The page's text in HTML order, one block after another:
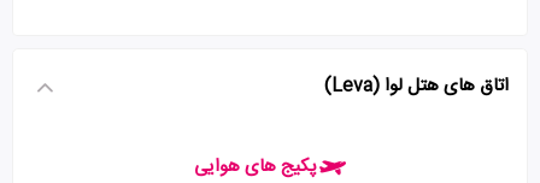
اتاق های هتل لوا (Leva)
پکیج های هوایی